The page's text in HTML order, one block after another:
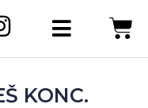
KONC.